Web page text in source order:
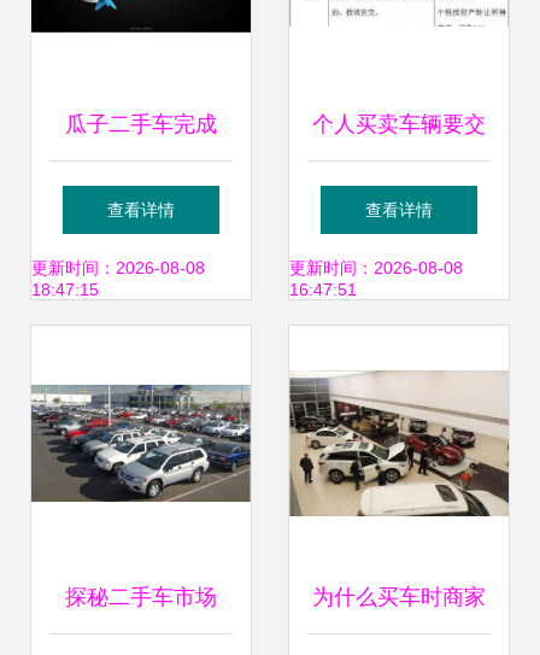
瓜子二手车完成
2.045亿美元A轮融
资，迎来品牌发展
查看详情
更新时间：2026-08-08
18:47:15
个人买卖车辆要交
什么税？要买车的
快看新车指南
查看详情
更新时间：2026-08-08
16:47:51
探秘二手车市场 为什么买车时商家